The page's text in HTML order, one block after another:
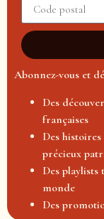
Abonnez-vous et
Des
françaises
Des
précieux
Des
monde
Des